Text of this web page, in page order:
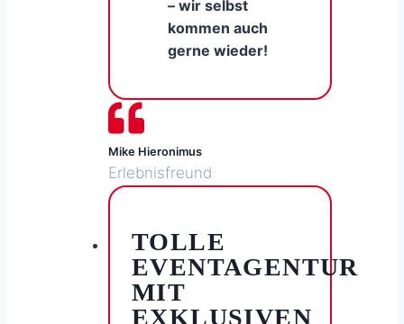
– wir selbst
kommen auch
gerne wieder!
Mike Hieronimus
Erlebnisfreund
TOLLE
EVENTAGENTUR
MIT
EXKLUSIVEN